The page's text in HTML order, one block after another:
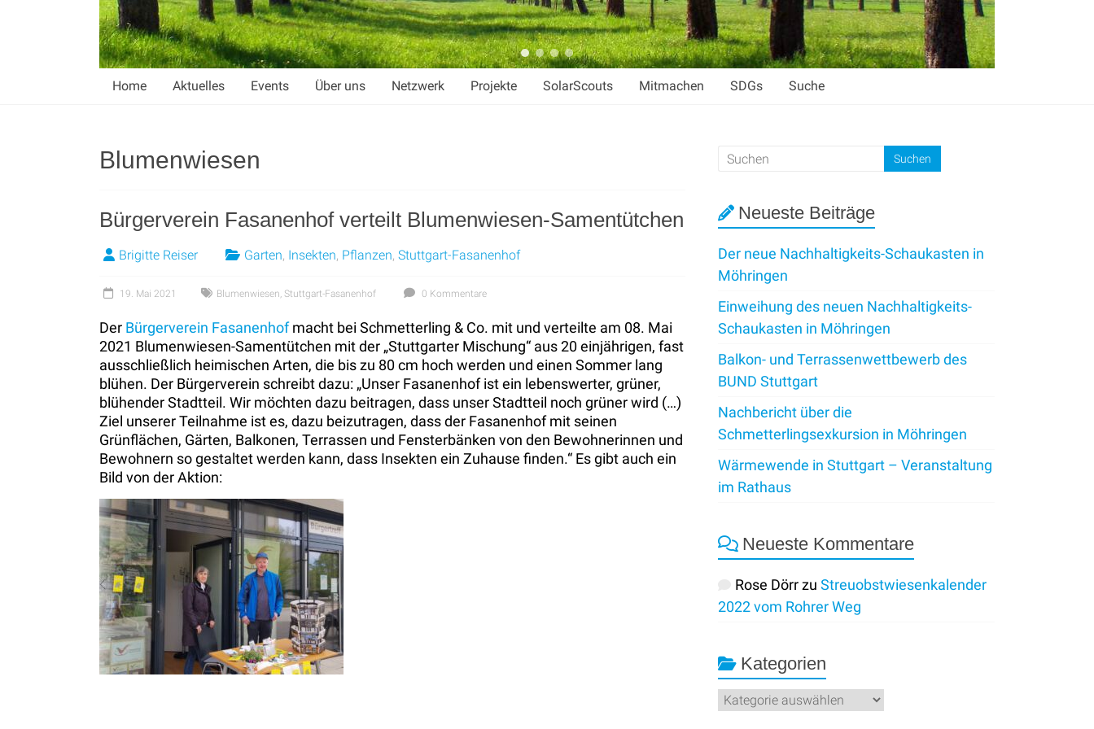
Home Aktuelles Events Über uns Netzwerk Projekte SolarScouts Mitmachen SDGs Suche
Blumenwiesen
Bürgerverein Fasanenhof verteilt Blumenwiesen-Samentütchen
Brigitte Reiser Garten, Insekten, Pflanzen, Stuttgart-Fasanenhof
19. Mai 2021 Blumenwiesen, Stuttgart-Fasanenhof 0 Kommentare
Der Bürgerverein Fasanenhofmacht bei Schmetterling & Co. mit und verteilte am 08. Mai
2021 Blumenwiesen-Samentütchen mit der „Stuttgarter Mischung“ aus 20 einjährigen, fast
ausschließlich heimischen Arten, die bis zu 80 cm hoch werden und einen Sommer lang
blühen. Der Bürgerverein schreibt dazu: „Unser Fasanenhof ist ein lebenswerter, grüner,
blühender Stadtteil. Wir möchten dazu beitragen, dass unser Stadtteil noch grüner wird (…)
Ziel unserer Teilnahme ist es, dazu beizutragen, dass der Fasanenhof mit seinen
Grünflächen, Gärten, Balkonen, Terrassen und Fensterbänken von den Bewohnerinnen und
Bewohnern so gestaltet werden kann, dass Insekten ein Zuhause finden.“ Es gibt auch ein
Bild von der Aktion:
Neueste Beiträge
Der neue Nachhaltigkeits-Schaukasten in
Möhringen
Einweihung des neuen Nachhaltigkeits-
Schaukasten in Möhringen
Balkon- und Terrassenwettbewerb des
BUND Stuttgart
Nachbericht über die
Schmetterlingsexkursion in Möhringen
Wärmewende in Stuttgart – Veranstaltung
im Rathaus
Neueste Kommentare
Rose DörrzuStreuobstwiesenkalender
2022 vom Rohrer Weg
Kategorien
Kategorien